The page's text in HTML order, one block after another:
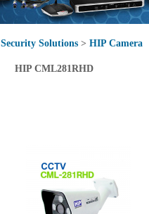
Security Solutions > HIP Camera
HIP CML281RHD